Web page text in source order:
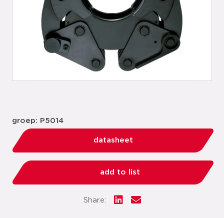
groep: P5014
datasheet
add to list
Share: